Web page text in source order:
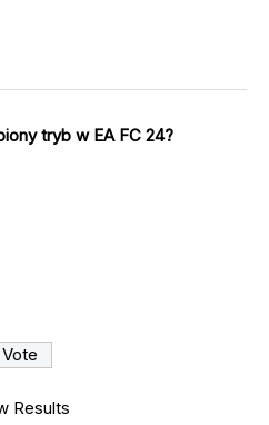
tryb w EA FC 24?
Results